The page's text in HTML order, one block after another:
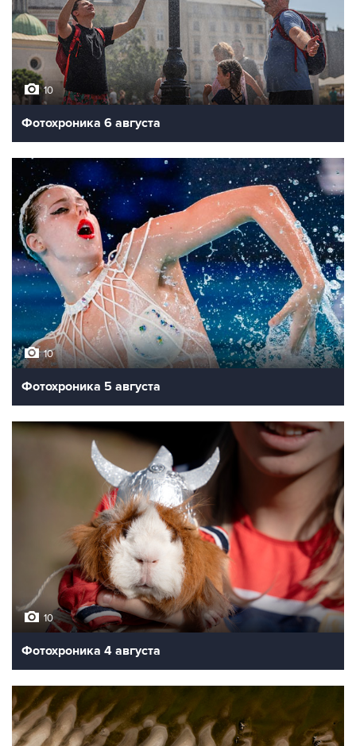
10
Фотохроника 6 августа
10
Фотохроника 5 августа
10
Фотохроника 4 августа